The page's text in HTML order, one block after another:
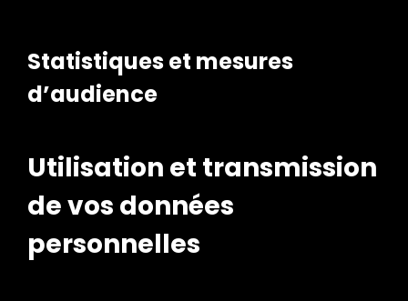
Statistiques et mesures
d’audience
Utilisation et transmission
de vos données
personnelles